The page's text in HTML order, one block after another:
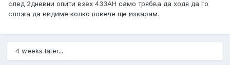
след 2дневни опити взех 433АН само трябва да ходя да го
сложа да видиме колко повече ще изкарам.
4 weeks later...